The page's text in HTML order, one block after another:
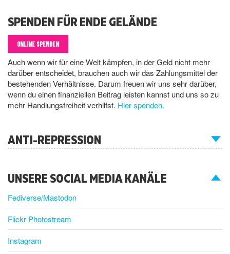
SPENDEN FÜR ENDE GELÄNDE
ONLINE SPENDEN
Auch wenn wir für eine Welt kämpfen, in der Geld nicht mehr
darüber entscheidet, brauchen auch wir das Zahlungsmittel der
bestehenden Verhältnisse. Darum freuen wir uns sehr darüber,
wenn du einen finanziellen Beitrag leisten kannst und uns so zu
mehr Handlungsfreiheit verhilfst. Hier spenden.
ANTI-REPRESSION
UNSERE SOCIAL MEDIA KANÄLE
Fediverse/Mastodon
Flickr Photostream
Instagram